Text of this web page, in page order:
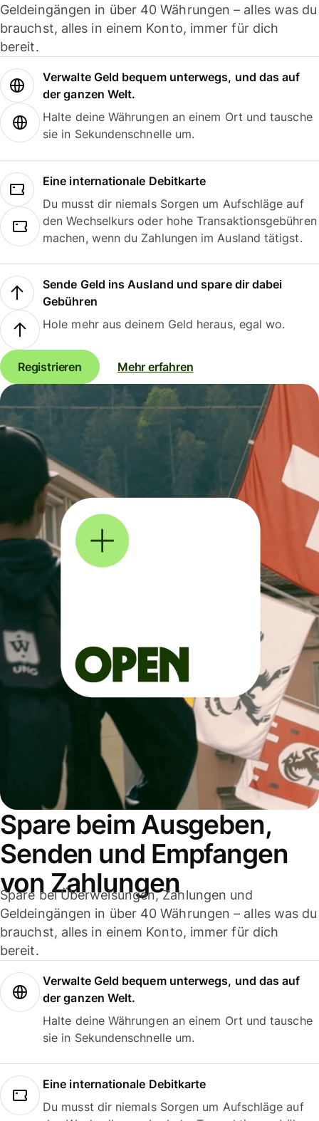
Geldeingängen in über 40 Währungen – alles was du
brauchst, alles in einem Konto, immer für dich
bereit.
Verwalte Geld bequem unterwegs, und das auf
der ganzen Welt.
Halte deine Währungen an einem Ort und tausche
sie in Sekundenschnelle um.
Eine internationale Debitkarte
Du musst dir niemals Sorgen um Aufschläge auf
den Wechselkurs oder hohe Transaktionsgebühren
machen, wenn du Zahlungen im Ausland tätigst.
Sende Geld ins Ausland und spare dir dabei
Gebühren
Hole mehr aus deinem Geld heraus, egal wo.
Registrieren Mehr erfahren
Spare beim Ausgeben,
Senden und Empfangen
von Zahlungen
Spare bei Überweisungen, Zahlungen und
Geldeingängen in über 40 Währungen – alles was du
brauchst, alles in einem Konto, immer für dich
bereit.
Verwalte Geld bequem unterwegs, und das auf
der ganzen Welt.
Halte deine Währungen an einem Ort und tausche
sie in Sekundenschnelle um.
Eine internationale Debitkarte
Du musst dir niemals Sorgen um Aufschläge auf